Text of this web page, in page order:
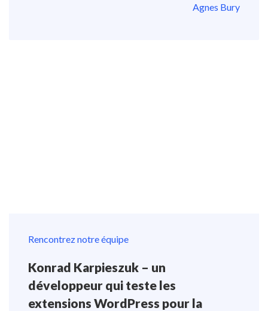
Agnes Bury
Rencontrez notre équipe
Konrad Karpieszuk – un
développeur qui teste les
extensions WordPress pour la